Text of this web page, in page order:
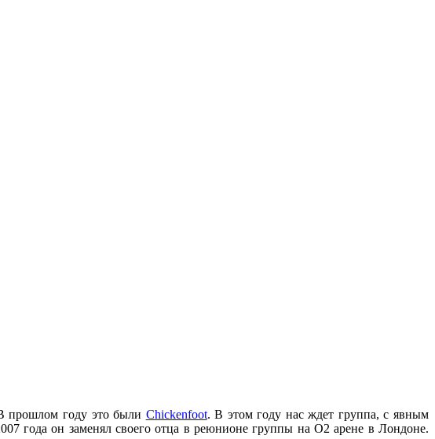
прошлом году это были Chickenfoot. В этом году нас ждет группа, с явным
года он заменял своего отца в реюнионе группы на O2 арене в Лондоне.